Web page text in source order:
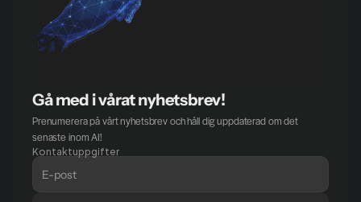
Gå med i vårat nyhetsbrev!
Prenumerera på vårt nyhetsbrev och håll dig uppdaterad om det
senaste inom AI!
Kontaktuppgifter